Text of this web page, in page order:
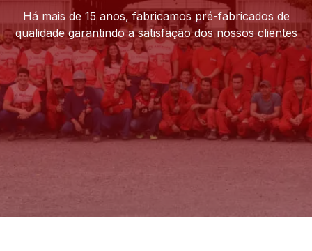
Há mais de 15 anos, fabricamos pré-fabricados de
qualidade garantindo a satisfação dos nossos clientes